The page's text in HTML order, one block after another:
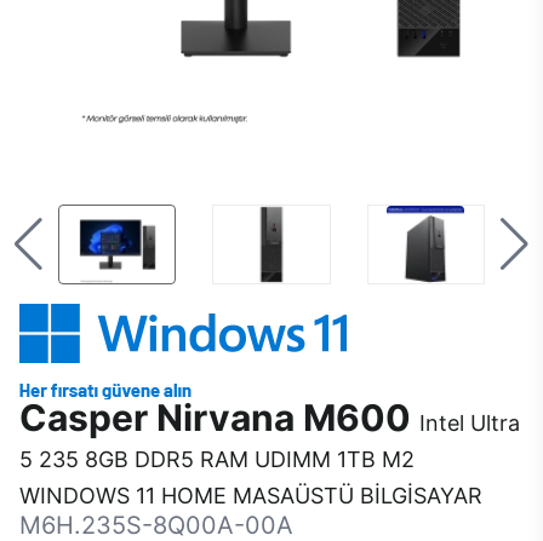
Casper Nirvana M600 Intel Ultra
5 235 8GB DDR5 RAM UDIMM 1TB M2
WINDOWS 11 HOME MASAÜSTÜ BİLGİSAYAR
M6H.235S-8Q00A-00A